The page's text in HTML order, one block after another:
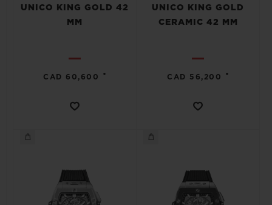
UNICO KING GOLD 42
MM
CAD 60,600 •
UNICO KING GOLD
CERAMIC 42 MM
CAD 56,200 •